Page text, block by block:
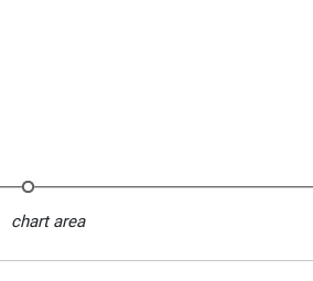
chart area